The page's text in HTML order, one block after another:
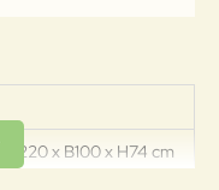
L220 x B100 x H74 cm
Tafelblad: